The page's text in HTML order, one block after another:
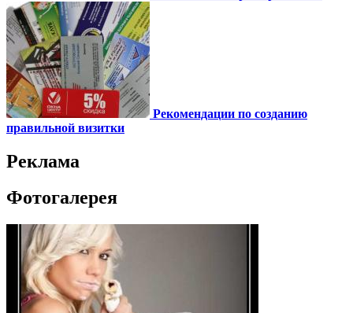
Рекомендации по созданию
правильной визитки
Реклама
Фотогалерея